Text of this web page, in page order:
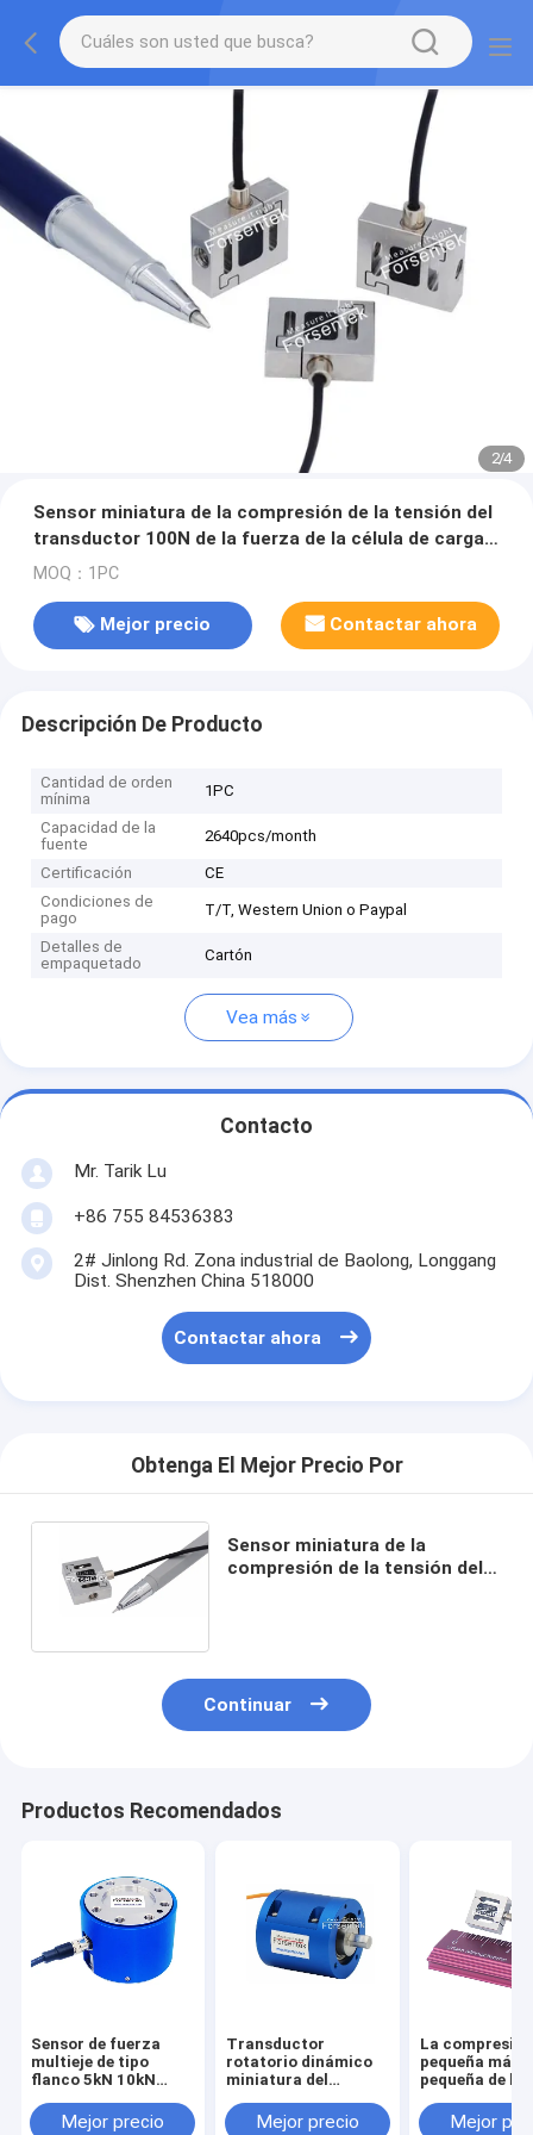
2/4
Sensor miniatura de la compresión de la tensión del
transductor 100N de la fuerza de la célula de carga
pequeño 10kg
MOQ：1PC
Mejor precio Contactar ahora
Descripción De Producto
Cantidad de orden
mínima
1PC
Capacidad de la
fuente
2640pcs/month
Certificación
CE
Condiciones de
pago
T/T, Western Union o Paypal
Detalles de
empaquetado
Cartón
Vea más
Contacto
Mr. Tarik Lu
+86 755 84536383
2# Jinlong Rd. Zona industrial de Baolong, Longgang
Dist. Shenzhen China 518000
Contactar ahora
Obtenga El Mejor Precio Por
Sensor miniatura de la
compresión de la tensión del
Continuar
Productos Recomendados
Sensor de fuerza
multieje de tipo
flanco 5kN 10kN
100kN Célula de
Mejor precio
Transductor
rotatorio dinámico
miniatura del
del sensor 1NM 2NM
Mejor precio
La
pequeña más
pequeña de la
la fuerza del
Mejor